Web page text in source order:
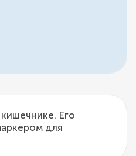
Его
для